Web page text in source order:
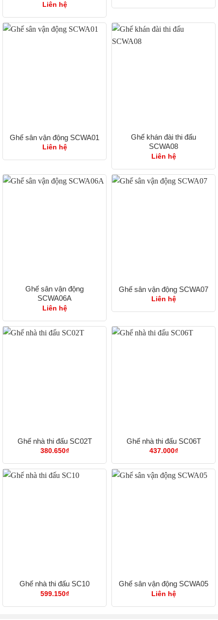
Liên hệ
Ghế sân vận động SCWA01
Liên hệ
Ghế khán đài thi đấu
SCWA08
Liên hệ
Ghế sân vận động
SCWA06A
Liên hệ
Ghế sân vận động SCWA07
Liên hệ
Ghế nhà thi đấu SC02T
380.650₫
Ghế nhà thi đấu SC06T
437.000₫
Ghế nhà thi đấu SC10
599.150₫
Ghế sân vận động SCWA05
Liên hệ